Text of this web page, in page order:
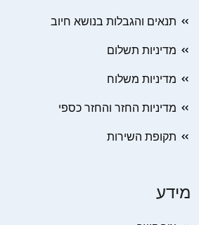
תנאים והגבלות בנושא חיוב
מדיניות תשלום
מדיניות משלוח
מדיניות החזר והחזר כספי
תקופת השירות
מידע